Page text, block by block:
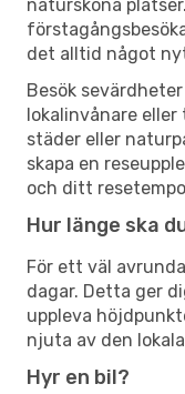
natursköna
det alltid något
Besök
lokalinvånare
städer eller
skapa en
och ditt
Hur länge ska
För ett väl
dagar. Detta ger
uppleva
njuta av den
Hyr en bil?